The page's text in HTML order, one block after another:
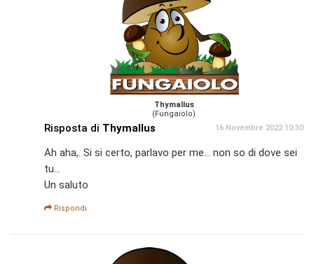
Thymallus
(Fungaiolo)
Risposta di Thymallus 16 Novembre 2022 10:30
Ah aha,. Si si certo, parlavo per me... non so di dove sei
tu...
Un saluto
Rispondi